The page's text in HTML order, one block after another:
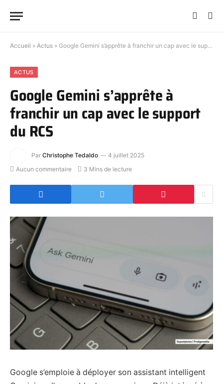
Accueil » Actus » Google Gemini s’apprête à franchir un cap avec le support du RCS
ACTUS
Google Gemini s’apprête à
franchir un cap avec le support
du RCS
Par Christophe Tedaldo
4 juillet 2025
Aucun commentaire
3 Mins de lecture
Google s’emploie à déployer son assistant intelligent